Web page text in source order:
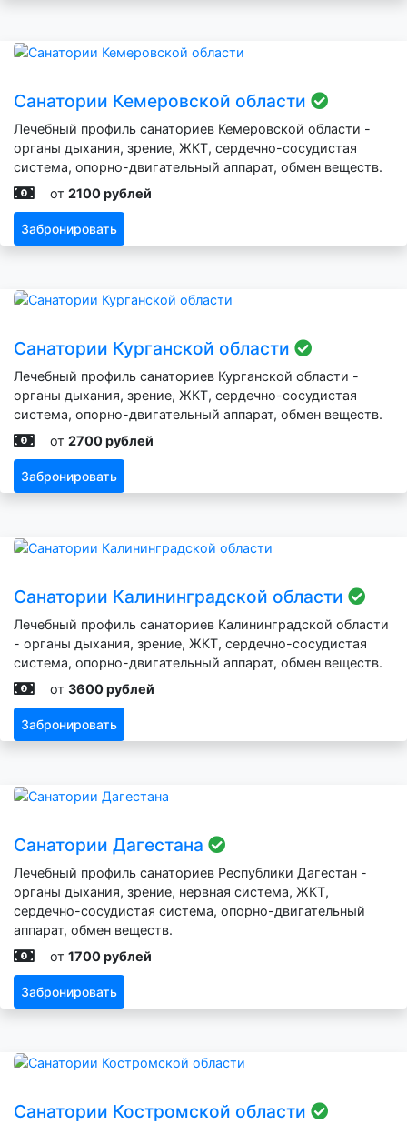
Санатории Кемеровской области
Лечебный профиль санаториев Кемеровской области -
органы дыхания, зрение, ЖКТ, сердечно-сосудистая
система, опорно-двигательный аппарат, обмен веществ.
от 2100 рублей
Забронировать
Санатории Курганской области
Лечебный профиль санаториев Курганской области -
органы дыхания, зрение, ЖКТ, сердечно-сосудистая
система, опорно-двигательный аппарат, обмен веществ.
от 2700 рублей
Забронировать
Санатории Калининградской области
Лечебный профиль санаториев Калининградской области
- органы дыхания, зрение, ЖКТ, сердечно-сосудистая
система, опорно-двигательный аппарат, обмен веществ.
от 3600 рублей
Забронировать
Санатории Дагестана
Лечебный профиль санаториев Республики Дагестан -
органы дыхания, зрение, нервная система, ЖКТ,
сердечно-сосудистая система, опорно-двигательный
аппарат, обмен веществ.
от 1700 рублей
Забронировать
Санатории Костромской области